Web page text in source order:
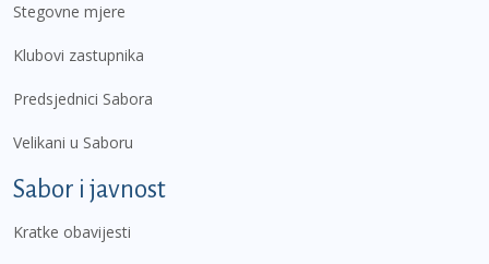
Stegovne mjere
Klubovi zastupnika
Predsjednici Sabora
Velikani u Saboru
Sabor i javnost
Kratke obavijesti